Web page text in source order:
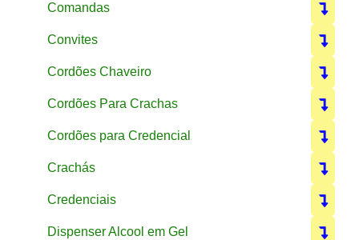
Comandas
Convites
Cordões Chaveiro
Cordões Para Crachas
Cordões para Credencial
Crachás
Credenciais
Dispenser Alcool em Gel